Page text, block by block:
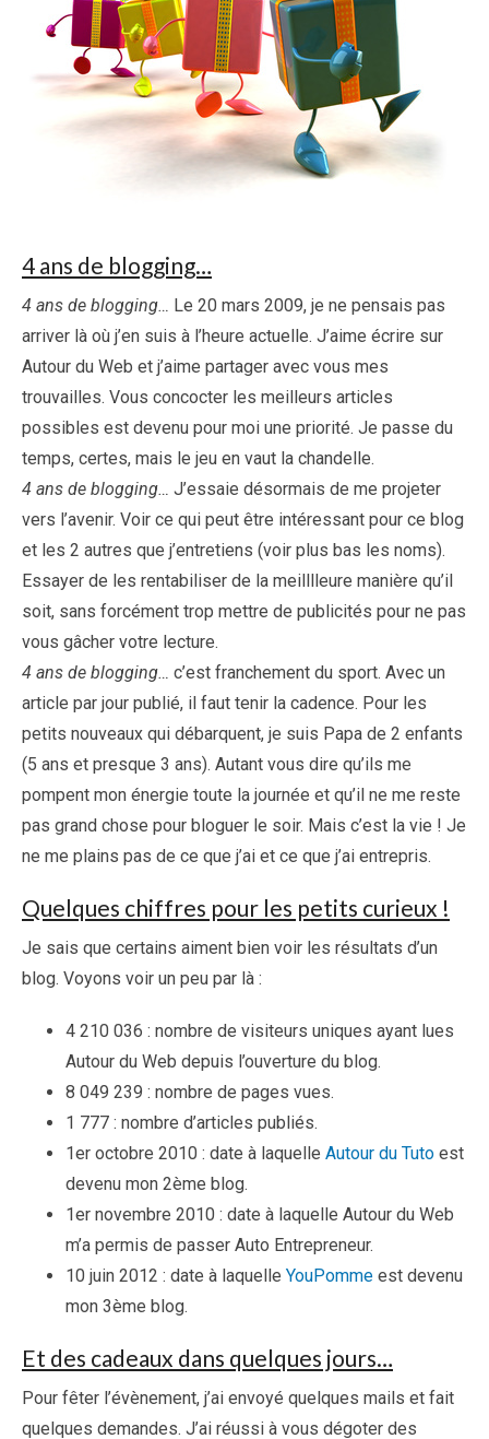
4 ans de blogging…
4 ans de blogging… Le 20 mars 2009, je ne pensais pas
arriver là où j’en suis à l’heure actuelle. J’aime écrire sur
Autour du Web et j’aime partager avec vous mes
trouvailles. Vous concocter les meilleurs articles
possibles est devenu pour moi une priorité. Je passe du
temps, certes, mais le jeu en vaut la chandelle.
4 ans de blogging… J’essaie désormais de me projeter
vers l’avenir. Voir ce qui peut être intéressant pour ce blog
et les 2 autres que j’entretiens (voir plus bas les noms).
Essayer de les rentabiliser de la meilllleure manière qu’il
soit, sans forcément trop mettre de publicités pour ne pas
vous gâcher votre lecture.
4 ans de blogging… c’est franchement du sport. Avec un
article par jour publié, il faut tenir la cadence. Pour les
petits nouveaux qui débarquent, je suis Papa de 2 enfants
(5 ans et presque 3 ans). Autant vous dire qu’ils me
pompent mon énergie toute la journée et qu’il ne me reste
pas grand chose pour bloguer le soir. Mais c’est la vie ! Je
ne me plains pas de ce que j’ai et ce que j’ai entrepris.
Quelques chiffres pour les petits curieux !
Je sais que certains aiment bien voir les résultats d’un
blog. Voyons voir un peu par là :
4 210 036 : nombre de visiteurs uniques ayant lues
Autour du Web depuis l’ouverture du blog.
8 049 239 : nombre de pages vues.
1 777 : nombre d’articles publiés.
1er octobre 2010 : date à laquelle Autour du Tuto est
devenu mon 2ème blog.
1er novembre 2010 : date à laquelle Autour du Web
m’a permis de passer Auto Entrepreneur.
10 juin 2012 : date à laquelle YouPomme est devenu
mon 3ème blog.
Et des cadeaux dans quelques jours…
Pour fêter l’évènement, j’ai envoyé quelques mails et fait
quelques demandes. J’ai réussi à vous dégoter des